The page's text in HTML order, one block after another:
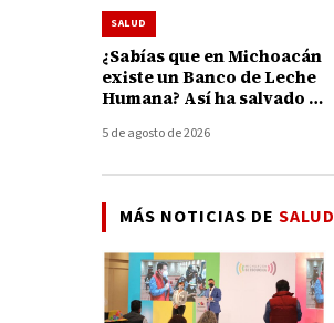
SALUD
¿Sabías que en Michoacán
existe un Banco de Leche
Humana? Así ha salvado y
bebés
5 de agosto de 2026
MÁS NOTICIAS DE SALUD